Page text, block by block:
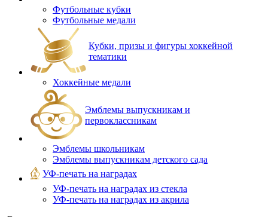
Футбольные кубки
Футбольные медали
Кубки, призы и фигуры хоккейной
тематики
Хоккейные медали
Эмблемы выпускникам и
первоклассникам
Эмблемы школьникам
Эмблемы выпускникам детского сада
УФ-печать на наградах
УФ‑печать на наградах из стекла
УФ-печать на наградах из акрила